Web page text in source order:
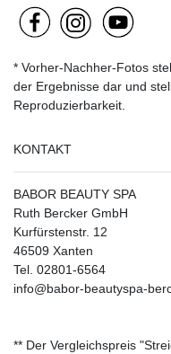
* Vorher-Nachher-Fotos
der Ergebnisse dar und
Reproduzierbarkeit.
KONTAKT
BABOR BEAUTY SPA
Ruth Bercker GmbH
Kurfürstenstr. 12
46509 Xanten
Tel. 02801-6564
info@babor-beautyspa-
** Der Vergleichspreis